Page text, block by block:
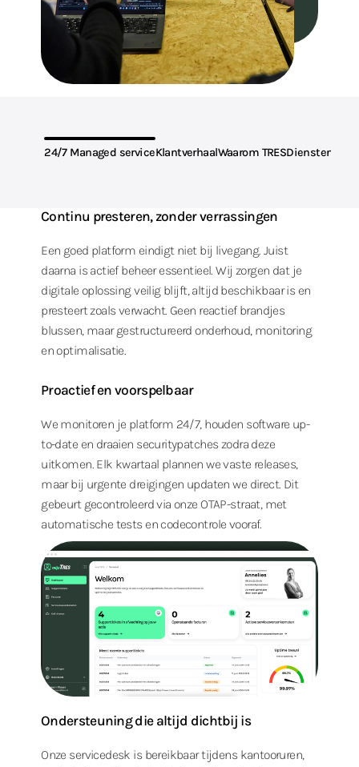
Op deze pagina:
24/7 Managed serviceKlantverhaalWaarom TRESDiensten
Continu presteren, zonder verrassingen
Een goed platform eindigt niet bij livegang. Juist
daarna is actief beheer essentieel. Wij zorgen dat je
digitale oplossing veilig blijft, altijd beschikbaar is en
presteert zoals verwacht. Geen reactief brandjes
blussen, maar gestructureerd onderhoud, monitoring
en optimalisatie.
Proactief en voorspelbaar
We monitoren je platform 24/7, houden software up-
to-date en draaien securitypatches zodra deze
uitkomen. Elk kwartaal plannen we vaste releases,
maar bij urgente dreigingen updaten we direct. Dit
gebeurt gecontroleerd via onze OTAP-straat, met
automatische tests en codecontrole vooraf.
Ondersteuning die altijd dichtbij is
Onze servicedesk is bereikbaar tijdens kantooruren,